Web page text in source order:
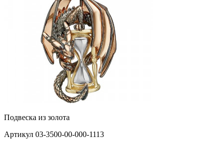
Подвеска из золота
Артикул 03-3500-00-000-1113